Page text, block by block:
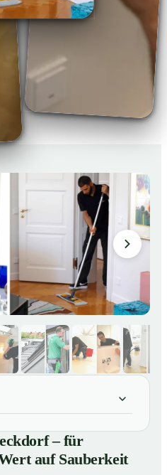
– für Privathaushalte, die
– für
auf Sauberkeit